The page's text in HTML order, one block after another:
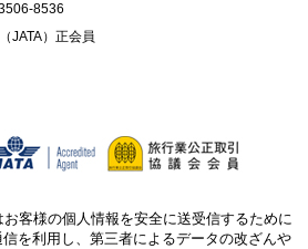
8536
JATA）正会員
お客様の個人情報を安全に送受信するために
を利用し、第三者によるデータの改ざんや